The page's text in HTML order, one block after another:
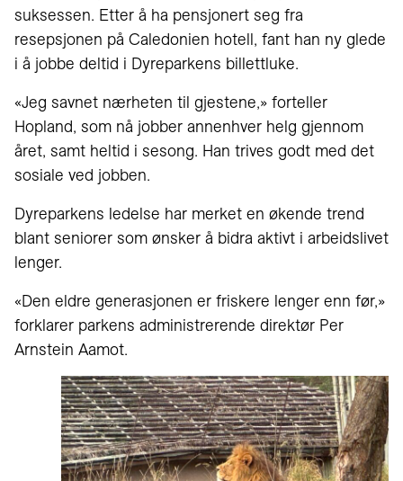
suksessen. Etter å ha pensjonert seg fra
resepsjonen på Caledonien hotell, fant han ny glede
i å jobbe deltid i Dyreparkens billettluke.
«Jeg savnet nærheten til gjestene,» forteller
Hopland, som nå jobber annenhver helg gjennom
året, samt heltid i sesong. Han trives godt med det
sosiale ved jobben.
Dyreparkens ledelse har merket en økende trend
blant seniorer som ønsker å bidra aktivt i arbeidslivet
lenger.
«Den eldre generasjonen er friskere lenger enn før,»
forklarer parkens administrerende direktør Per
Arnstein Aamot.